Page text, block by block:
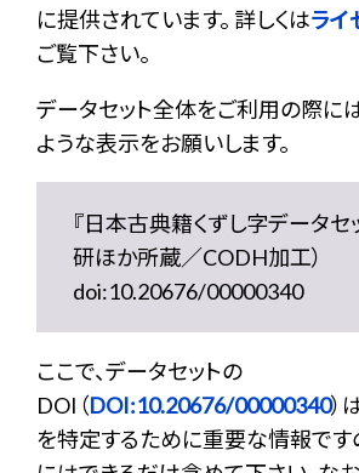
に提供されています。 詳しくはライ
ご覧下さい。
データセット全体をご利用の際に
ような表示をお願いします。
『日本古典籍くずし字データセ
研ほか所蔵／CODH加工）
doi:10.20676/00000340
ここで、データセットの
DOI（DOI:10.20676/00000340）
を特定するために重要な情報です